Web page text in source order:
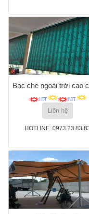
Bạc che ngoài trời cao
Liên hệ
HOTLINE: